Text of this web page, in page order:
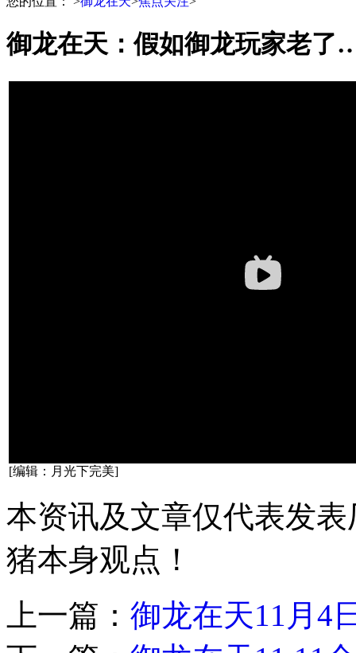
御龙在天：假如御龙玩家老
[编辑：月光下完美]
本资讯及文章仅代表发
猪本身观点！
上一篇： 御龙在天11月4